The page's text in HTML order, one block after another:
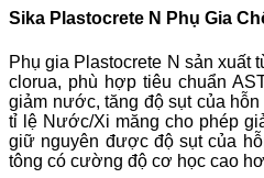
Sika Plastocrete N Phụ Gia
Phụ gia Plastocrete N sản xuất
clorua, phù hợp tiêu chuẩn
giảm nước, tăng độ sụt của
tỉ lệ Nước/Xi măng cho phép
giữ nguyên được độ sụt của
tông có cường độ cơ học cao